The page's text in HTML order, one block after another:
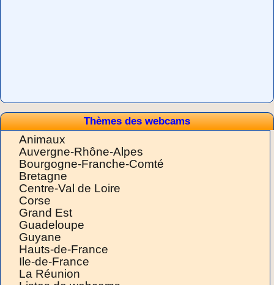
Thèmes des webcams
Animaux
Auvergne-Rhône-Alpes
Bourgogne-Franche-Comté
Bretagne
Centre-Val de Loire
Corse
Grand Est
Guadeloupe
Guyane
Hauts-de-France
Ile-de-France
La Réunion